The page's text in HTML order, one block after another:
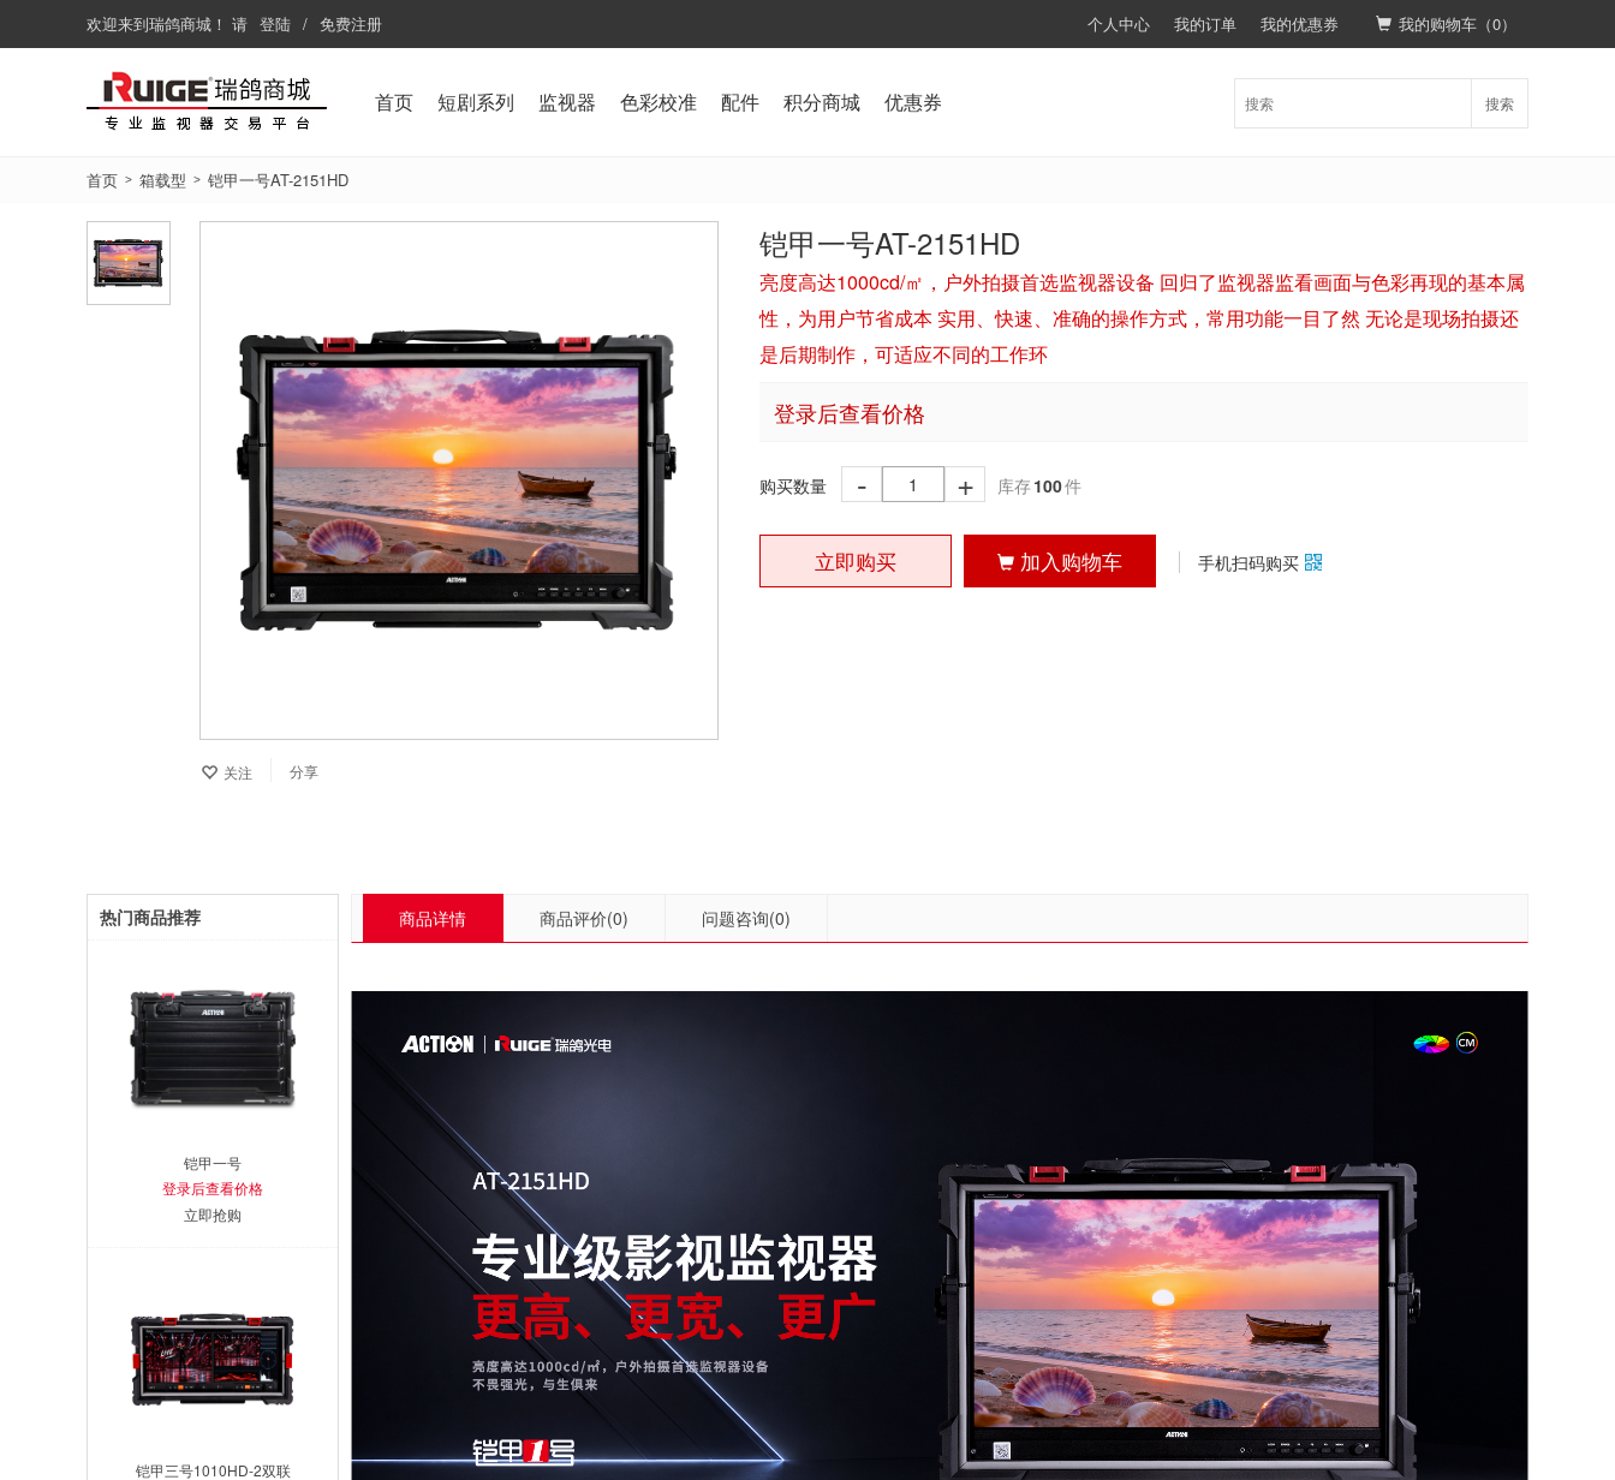
个人中心 我的订单 我的优惠券
欢迎来到瑞鸽商城 ！ 请 登陆 / 免费注册 我的购物车（0）
首页 短剧系列 监视器 色彩校准 配件 积分商城 优惠券 搜索
首页 > 箱载型 > 铠甲一号AT-2151HD
关注 分享
铠甲一号AT-2151HD
亮度高达1000cd/㎡，户外拍摄首选监视器设备 回归了监视器监看画面与色彩再现的基本属
性，为用户节省成本 实用、快速、准确的操作方式，常用功能一目了然 无论是现场拍摄还
是后期制作，可适应不同的工作环
登录后查看价格
购买数量 - + 库存 100件
立即购买 加入购物车 手机扫码购买
商品详情 商品评价(0) 问题咨询(0)
热门商品推荐
铠甲一号
登录后查看价格
立即抢购
铠甲三号1010HD-2双联